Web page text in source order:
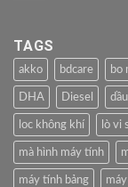
TAGS
akko bdcare bo
DHA Diesel
loc không khí lò vi
mà hình máy tính
máy tính bảng